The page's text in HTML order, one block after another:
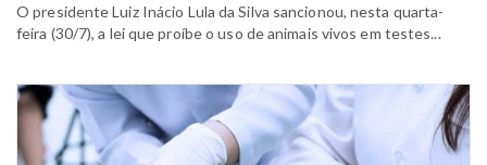
O presidente Luiz Inácio Lula da Silva sancionou, nesta quarta-
feira (30/7), a lei que proíbe o uso de animais vivos em testes...